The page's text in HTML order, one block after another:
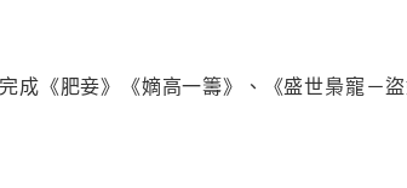
成《肥妾》《嫡高一籌》、《盛世梟寵－